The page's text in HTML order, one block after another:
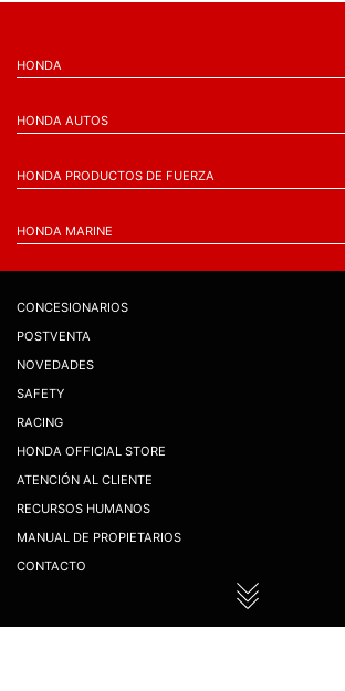
HONDA
HONDA AUTOS
HONDA PRODUCTOS DE FUERZA
HONDA MARINE
CONCESIONARIOS
POSTVENTA
NOVEDADES
SAFETY
RACING
HONDA OFFICIAL STORE
ATENCIÓN AL CLIENTE
RECURSOS HUMANOS
MANUAL DE PROPIETARIOS
CONTACTO